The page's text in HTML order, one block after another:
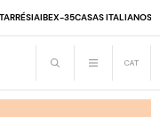
IAIBEX-35CASAS ITALIANOS